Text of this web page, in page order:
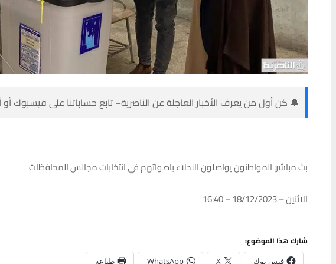
🔔 كن أول من يعرف الأخبار العاجلة عن الناصرية– تابع حساباتنا على فيسبوك
بث مباشر: المواطنون يواصلون الادلاء باصواتهم في انتخابات مجالس المحافظات
الاثنين – 18/12/2023 – 16:40
شارك هذا الموضوع:
فيس بوك X
WhatsApp طباعة